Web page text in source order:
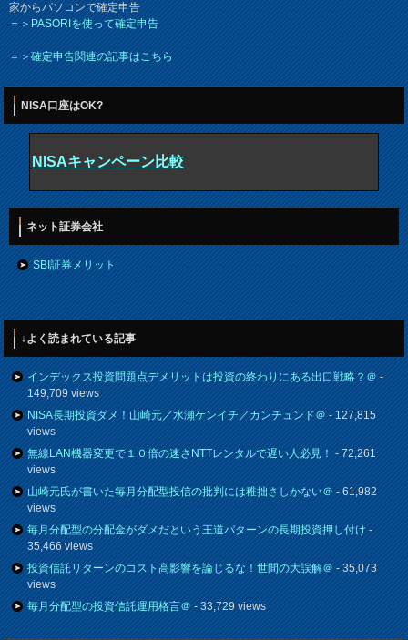
家からパソコンで確定申告
＝＞PASORIを使って確定申告
＝＞確定申告関連の記事はこちら
NISA口座はOK?
NISAキャンペーン比較
ネット証券会社
SBI証券メリット
↓よく読まれている記事
インデックス投資問題点デメリットは投資の終わりにある出口戦略？＠-
149,709 views
NISA長期投資ダメ！山崎元／水瀬ケンイチ／カンチュンド＠- 127,815
views
無線LAN機器変更で１０倍の速さNTTレンタルで遅い人必見！- 72,261
views
山崎元氏が書いた毎月分配型投信の批判には稚拙さしかない＠- 61,982
views
毎月分配型の分配金がダメだという王道パターンの長期投資押し付け-
35,466 views
投資信託リターンのコスト高影響を論じるな！世間の大誤解＠- 35,073
views
毎月分配型の投資信託運用格言＠- 33,729 views